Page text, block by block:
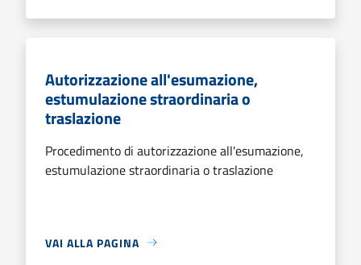
Autorizzazione all'esumazione,
estumulazione straordinaria o
traslazione
Procedimento di autorizzazione all'esumazione,
estumulazione straordinaria o traslazione
VAI ALLA PAGINA